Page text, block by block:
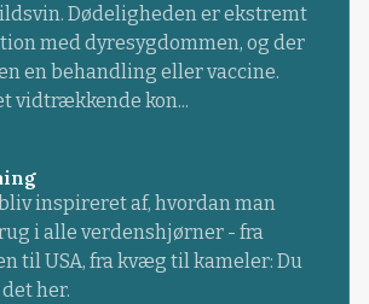
Dødeligheden er ekstremt
med dyresygdommen, og der
en behandling eller vaccine.
vidtrækkende kon...
inspireret af, hvordan man
i alle verdenshjørner - fra
til USA, fra kvæg til kameler: Du
her.